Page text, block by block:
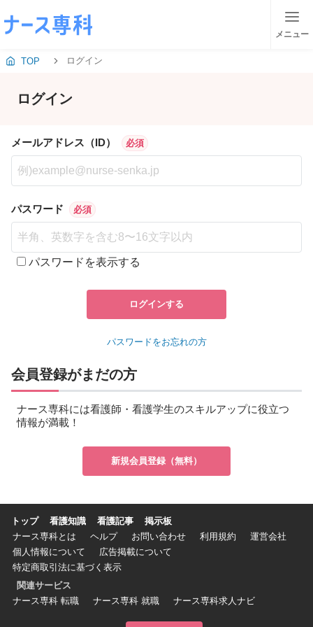
メニュー
TOP ログイン
ログイン
メールアドレス（ID） 必須
パスワード 必須
パスワードを表示する
ログインする
パスワードをお忘れの方
会員登録がまだの方
ナース専科には看護師・看護学生のスキルアップに役立つ
情報が満載！
新規会員登録（無料）
トップ 看護知識 看護記事
掲示板
ナース専科とは
ヘルプ お問い合わせ 利用規約
運営会社
個人情報について
広告掲載について
特定商取引法に基づく表示
関連サービス
ナース専科 転職
ナース専科 就職 ナース専科求人ナビ